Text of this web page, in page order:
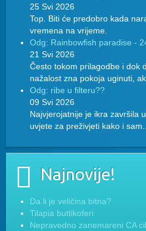
25 Svi 2026
Top. Biti će predobro kada
vremena na vrijeme.
Odg: Rainbowfish paradise -
21 Svi 2026
Često tokom prilagodbe i dok
nažalost zna pokoja uginuti,
Odg: ribe u filteru??
09 Svi 2026
Najvjerojatnije je ikra završila
uvjete za preživjeti kako i sam...
Najnovije!
Da li je veličina bitna?
Tilapia buttikoferi
Nepravedno zanemareni CA